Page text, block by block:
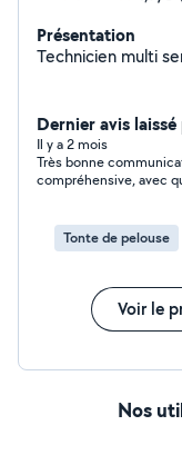
Présentation
Technicien multi
Dernier avis
Il y a 2 mois
Très bonne
compréhensive, avec
Tonte de pelouse
Voir le
Nos